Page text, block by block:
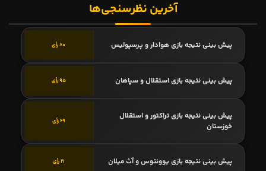
آخرین نظرسنجی‌ها
پیش بینی نتیجه بازی هوادار و پرسپولیس 80 رأی
پیش بینی نتیجه بازی استقلال و سپاهان 95 رأی
پیش بینی نتیجه بازی تراکتور و استقلال
خوزستان
69 رأی
پیش بینی نتیجه بازی یوونتوس و آث میلان 21 رأی